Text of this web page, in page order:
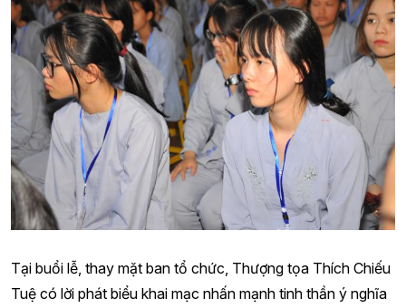
Tại buổi lễ, thay mặt ban tổ chức, Thượng tọa Thích Chiếu
Tuệ có lời phát biểu khai mạc nhấn mạnh tinh thần ý nghĩa